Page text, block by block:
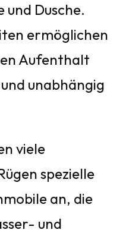
und Dusche.
ermöglichen
Aufenthalt
unabhängig
viele
spezielle
an, die
und